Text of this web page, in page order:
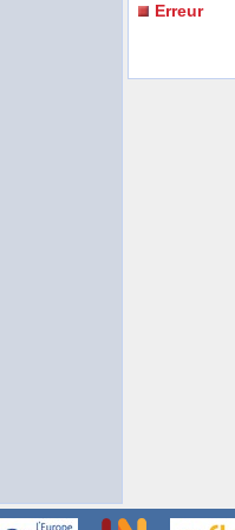
Erreur